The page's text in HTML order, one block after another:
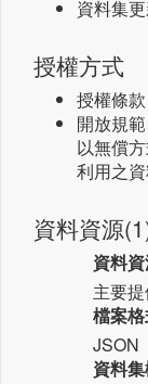
資料集
授權方式
授權條款
開放規
以無償
利用之
資料資源
資料
主要
檔案
JSON
資料